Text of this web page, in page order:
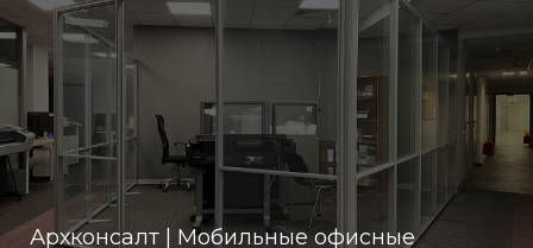
Архконсалт | Мобильные офисные